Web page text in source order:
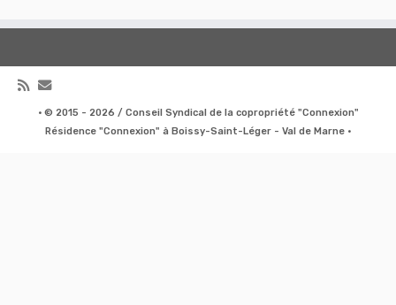
· © 2015 - 2026 / Conseil Syndical de la copropriété "Connexion"
Résidence "Connexion" à Boissy-Saint-Léger - Val de Marne ·